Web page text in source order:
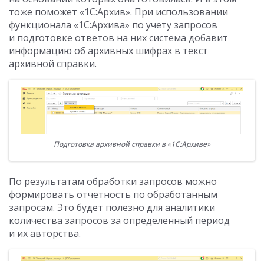
тоже поможет «1С:Архив». При использовании
функционала «1С:Архива» по учету запросов
и подготовке ответов на них система добавит
информацию об архивных шифрах в текст
архивной справки.
Подготовка архивной справки в «1С:Архиве»
По результатам обработки запросов можно
формировать отчетность по обработанным
запросам. Это будет полезно для аналитики
количества запросов за определенный период
и их авторства.